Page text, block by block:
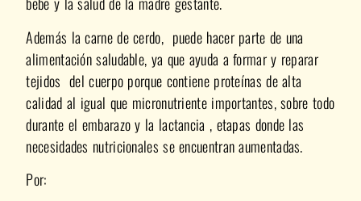
Además la carne de cerdo, puede hacer parte de una
alimentación saludable, ya que ayuda a formar y reparar
tejidos del cuerpo porque contiene proteínas de alta
calidad al igual que micronutriente importantes, sobre todo
durante el embarazo y la lactancia , etapas donde las
necesidades nutricionales se encuentran aumentadas.
Por: